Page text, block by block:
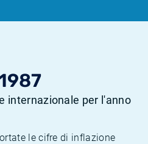
internazionale per l'anno
le cifre di inflazione